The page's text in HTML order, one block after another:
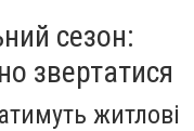
сезон:
звертатися
житлові